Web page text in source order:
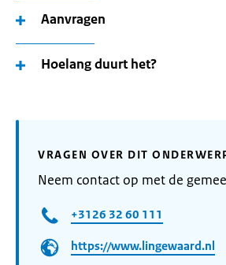
Aanvragen
Hoelang duurt het?
VRAGEN OVER DIT
Neem contact op met de
+3126 32 60 111
https://www.lingewaard.nl